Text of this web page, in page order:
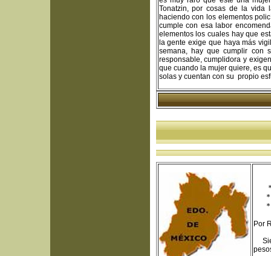
Tonatzin, por cosas de la vida
haciendo con los elementos
cumple con esa labor
elementos los cuales hay que
la gente exige que haya más
semana, hay que cumplir con
responsable, cumplidora y
que cuando la mujer quiere, es
solas y cuentan con su propio
*
*
Por